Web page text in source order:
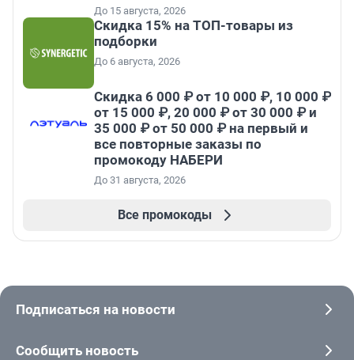
До 15 августа, 2026
Скидка 15% на ТОП-товары из
подборки
До 6 августа, 2026
Скидка 6 000 ₽ от 10 000 ₽, 10 000 ₽
от 15 000 ₽, 20 000 ₽ от 30 000 ₽ и
35 000 ₽ от 50 000 ₽ на первый и
все повторные заказы по
промокоду НАБЕРИ
До 31 августа, 2026
Все промокоды
Подписаться на новости
Сообщить новость